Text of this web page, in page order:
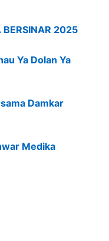
2025
Ya Dolan Ya
Damkar
Medika